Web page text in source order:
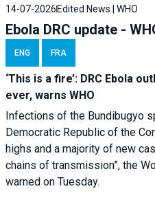
14-07-2026 Edited News | WHO
Ebola DRC update -
ENG FRA
‘This is a fire’: DRC Ebola
ever, warns WHO
Infections of the Bundibugyo
Democratic Republic of the
highs and a majority of new
chains of transmission”, the
warned on Tuesday.